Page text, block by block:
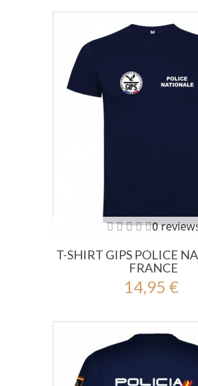
0
T-SHIRT GIPS POLICE
FRANCE
14,95 €